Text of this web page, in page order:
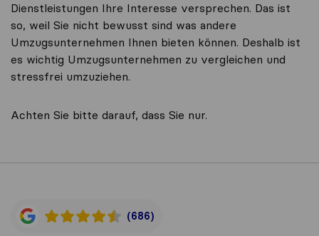
Dienstleistungen Ihre Interesse versprechen. Das ist
so, weil Sie nicht bewusst sind was andere
Umzugsunternehmen Ihnen bieten können. Deshalb ist
es wichtig Umzugsunternehmen zu vergleichen und
stressfrei umzuziehen.
Achten Sie bitte darauf, dass Sie nur.
(686)